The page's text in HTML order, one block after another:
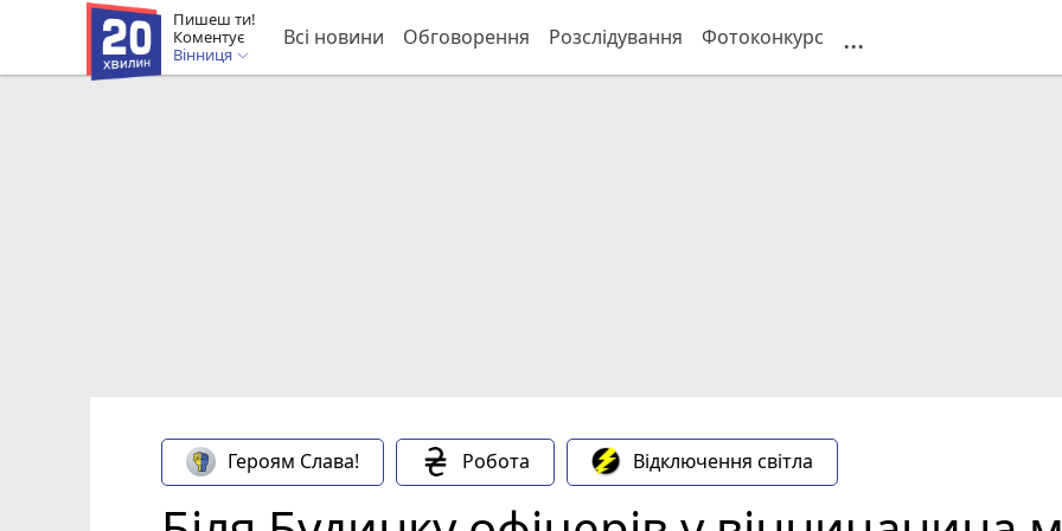
Пишеш ти!
Коментує
Вінниця
Всі новини Обговорення Розслідування Фотоконкурс ...
Героям Слава! Робота Відключення світла